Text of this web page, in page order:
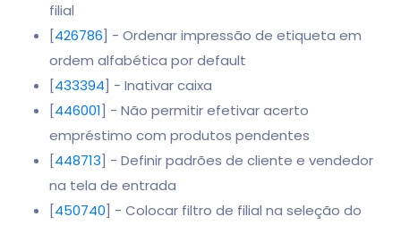
filial
[426786] - Ordenar impressão de etiqueta em
ordem alfabética por default
[433394] - Inativar caixa
[446001] - Não permitir efetivar acerto
empréstimo com produtos pendentes
[448713] - Definir padrões de cliente e vendedor
na tela de entrada
[450740] - Colocar filtro de filial na seleção do